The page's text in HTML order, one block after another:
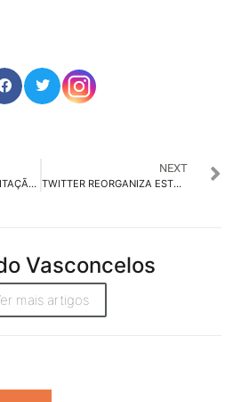
ÚLTIMA ETAPA DA LICITAÇÃO DO GDF SERÁ QUARTA, DIA 28
NEXT
TWITTER REORGANIZA ESTRUTURA DE VENDAS DE PUBLICIDADE
Vasconcelos
mais artigos